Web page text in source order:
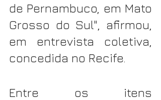
de Pernambuco, em Mato
Grosso do Sul", afirmou,
em entrevista coletiva,
concedida no Recife.
Entre os itens